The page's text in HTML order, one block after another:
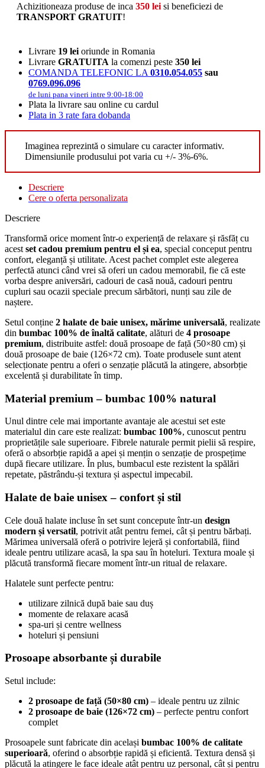
Achizitioneaza produse de inca 350 lei si beneficiezi de
TRANSPORT GRATUIT!
Livrare 19 lei oriunde in Romania
Livrare GRATUITA la comenzi peste 350 lei
COMANDA TELEFONIC LA 0310.054.055 sau
0769.096.096
de luni pana vineri intre 9:00-18:00
Plata la livrare sau online cu cardul
Plata in 3 rate fara dobanda
Imaginea reprezintă o simulare cu caracter informativ.
Dimensiunile produsului pot varia cu +/- 3%-6%.
Descriere
Cere o oferta personalizata
Descriere
Transformă orice moment într-o experiență de relaxare și răsfăț cu
acest set cadou premium pentru el și ea, special conceput pentru
confort, eleganță și utilitate. Acest pachet complet este alegerea
perfectă atunci când vrei să oferi un cadou memorabil, fie că este
vorba despre aniversări, cadouri de casă nouă, cadouri pentru
cupluri sau ocazii speciale precum sărbători, nunți sau zile de
naștere.
Setul conține 2 halate de baie unisex, mărime universală, realizate
din bumbac 100% de înaltă calitate, alături de 4 prosoape
premium, distribuite astfel: două prosoape de față (50×80 cm) și
două prosoape de baie (126×72 cm). Toate produsele sunt atent
selecționate pentru a oferi o senzație plăcută la atingere, absorbție
excelentă și durabilitate în timp.
Material premium – bumbac 100% natural
Unul dintre cele mai importante avantaje ale acestui set este
materialul din care este realizat: bumbac 100%, cunoscut pentru
proprietățile sale superioare. Fibrele naturale permit pielii să respire,
oferă o absorbție rapidă a apei și mențin o senzație de prospețime
după fiecare utilizare. În plus, bumbacul este rezistent la spălări
repetate, păstrându-și textura și aspectul impecabil.
Halate de baie unisex – confort și stil
Cele două halate incluse în set sunt concepute într-un design
modern și versatil, potrivit atât pentru femei, cât și pentru bărbați.
Mărimea universală oferă o potrivire lejeră și confortabilă, fiind
ideale pentru utilizare acasă, la spa sau în hoteluri. Textura moale și
plăcută transformă fiecare moment într-un ritual de relaxare.
Halatele sunt perfecte pentru:
utilizare zilnică după baie sau duș
momente de relaxare acasă
spa-uri și centre wellness
hoteluri și pensiuni
Prosoape absorbante și durabile
Setul include:
2 prosoape de față (50×80 cm) – ideale pentru uz zilnic
2 prosoape de baie (126×72 cm) – perfecte pentru confort
complet
Prosoapele sunt fabricate din același bumbac 100% de calitate
superioară, oferind o absorbție rapidă și eficientă. Textura densă și
plăcută la atingere le face ideale atât pentru uz personal, cât și pentru